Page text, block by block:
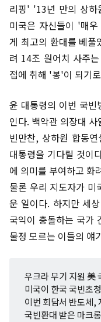
리핑' '13년 만의 상하
미국은 자신들이 '매
게 최고의 환대를 베
려 14조 원어치 사주
접에 취해 '봉'이 되기
윤 대통령의 이번 국
인다. 백악관 의장대
빈만찬, 상하원 합동
대통령을 기다릴 것이
에 의미를 부여하고 화
물론 우리 지도자가 미
운 일이다. 하지만 세
국익이 충돌하는 국가
물정 모르는 이들의 얘
우크라 무기 지원 美
미국이 한국 국빈초
이번 회담서 반도체,
국빈환대 받은 마크